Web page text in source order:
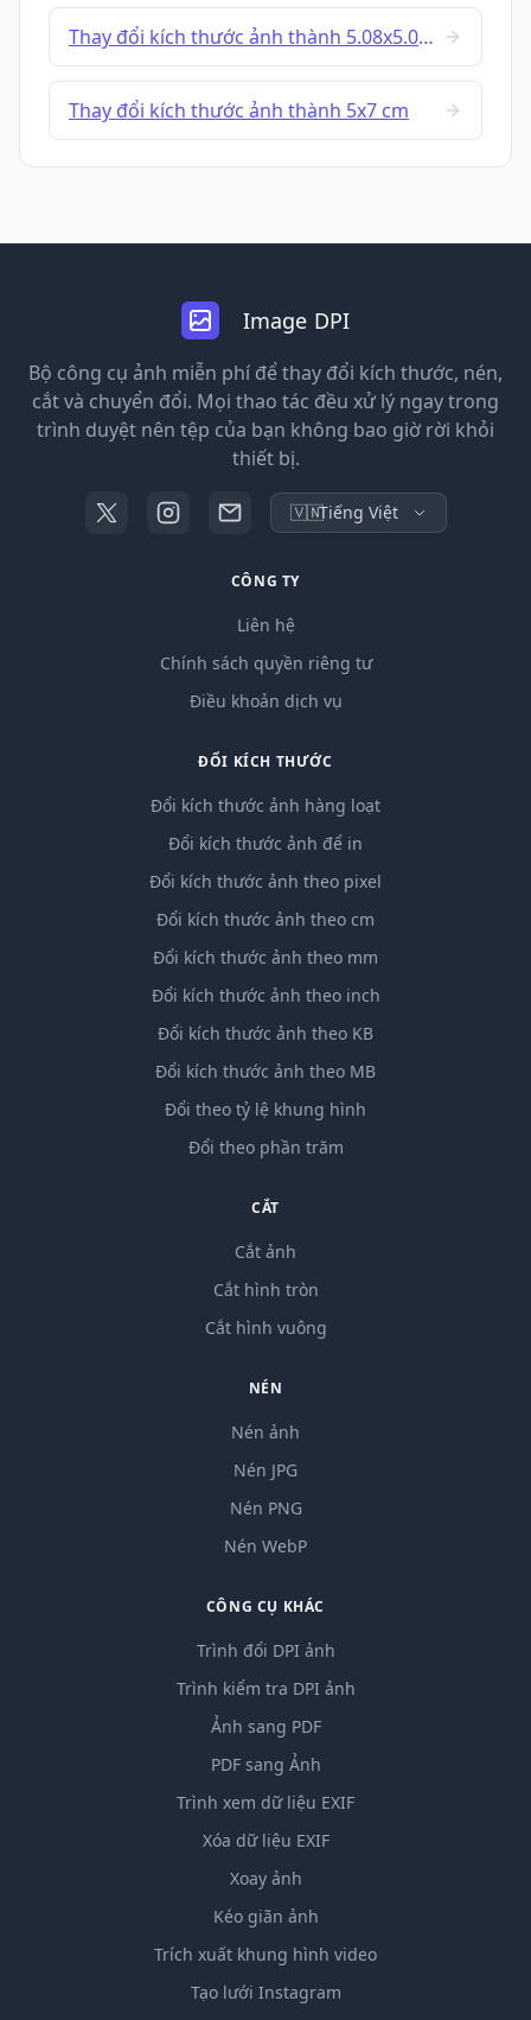
Thay đổi kích thước ảnh thành 5.08x5.08 cm
Thay đổi kích thước ảnh thành 5x7 cm
Image DPI
Bộ công cụ ảnh miễn phí để thay đổi kích thước, nén,
cắt và chuyển đổi. Mọi thao tác đều xử lý ngay trong
trình duyệt nên tệp của bạn không bao giờ rời khỏi
thiết bị.
🇻🇳Tiếng Việt
CÔNG TY
Liên hệ
Chính sách quyền riêng tư
Điều khoản dịch vụ
ĐỔI KÍCH THƯỚC
Đổi kích thước ảnh hàng loạt
Đổi kích thước ảnh để in
Đổi kích thước ảnh theo pixel
Đổi kích thước ảnh theo cm
Đổi kích thước ảnh theo mm
Đổi kích thước ảnh theo inch
Đổi kích thước ảnh theo KB
Đổi kích thước ảnh theo MB
Đổi theo tỷ lệ khung hình
Đổi theo phần trăm
CẮT
Cắt ảnh
Cắt hình tròn
Cắt hình vuông
NÉN
Nén ảnh
Nén JPG
Nén PNG
Nén WebP
CÔNG CỤ KHÁC
Trình đổi DPI ảnh
Trình kiểm tra DPI ảnh
Ảnh sang PDF
PDF sang Ảnh
Trình xem dữ liệu EXIF
Xóa dữ liệu EXIF
Xoay ảnh
Kéo giãn ảnh
Trích xuất khung hình video
Tạo lưới Instagram